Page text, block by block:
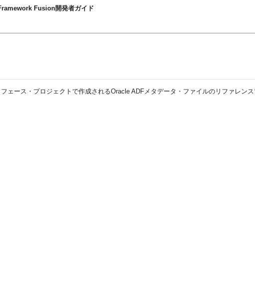
Fusion開発者ガイド
ェース・プロジェクトで作成されるOracle ADFメタデータ・ファイルのリファレン